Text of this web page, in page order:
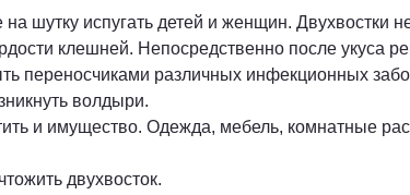
шутку испугать детей и женщин. Двухвостки
клешней. Непосредственно после укуса
переносчиками различных инфекционных
волдыри.
и имущество. Одежда, мебель, комнатные
двухвосток.